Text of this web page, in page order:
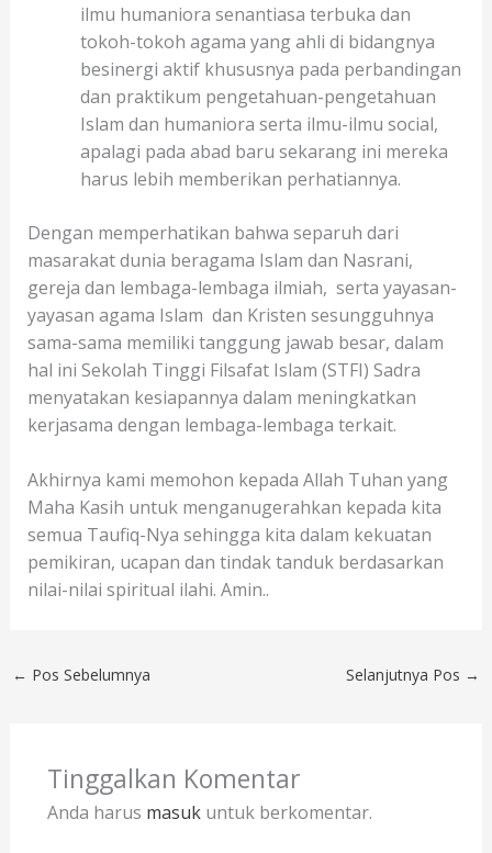
ilmu humaniora senantiasa terbuka dan
tokoh-tokoh agama yang ahli di bidangnya
besinergi aktif khususnya pada perbandingan
dan praktikum pengetahuan-pengetahuan
Islam dan humaniora serta ilmu-ilmu social,
apalagi pada abad baru sekarang ini mereka
harus lebih memberikan perhatiannya.
Dengan memperhatikan bahwa separuh dari
masarakat dunia beragama Islam dan Nasrani,
gereja dan lembaga-lembaga ilmiah, serta yayasan-
yayasan agama Islam dan Kristen sesungguhnya
sama-sama memiliki tanggung jawab besar, dalam
hal ini Sekolah Tinggi Filsafat Islam (STFI) Sadra
menyatakan kesiapannya dalam meningkatkan
kerjasama dengan lembaga-lembaga terkait.
Akhirnya kami memohon kepada Allah Tuhan yang
Maha Kasih untuk menganugerahkan kepada kita
semua Taufiq-Nya sehingga kita dalam kekuatan
pemikiran, ucapan dan tindak tanduk berdasarkan
nilai-nilai spiritual ilahi. Amin..
← Pos Sebelumnya Selanjutnya Pos →
Tinggalkan Komentar
Anda harus masukuntuk berkomentar.